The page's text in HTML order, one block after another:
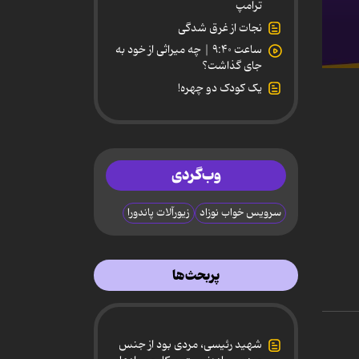
0
ترامپ
نجات از غرق شدگی
ساعت ۹:۴۰ | چه میراثی از خود به
جای گذاشت؟
یک کودک دو چهره!
وب‌گردی
سرویس خواب نوزاد زیورآلات پاندورا
پربحث‌ها
شهید رئیسی، مردی بود از جنس